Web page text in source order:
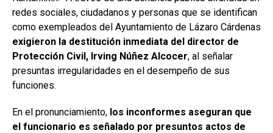
redes sociales, ciudadanos y personas que se identifican
como exempleados del Ayuntamiento de Lázaro Cárdenas
exigieron la destitución inmediata del director de
Protección Civil, Irving Núñez Alcocer, al señalar
presuntas irregularidades en el desempeño de sus
funciones.
En el pronunciamiento, los inconformes aseguran que
el funcionario es señalado por presuntos actos de